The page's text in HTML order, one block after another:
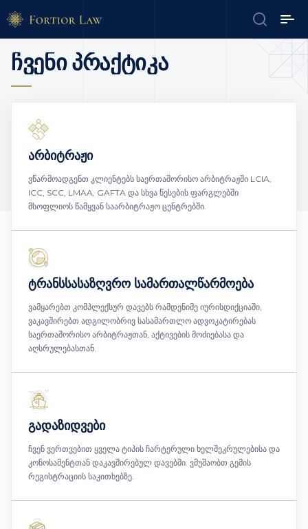
ჩვენი პრაქტიკა
არბიტრაჟი
ვწარმოადგენთ კლიენტებს საერთაშორისო არბიტრაჟში LCIA,
ICC, SCC, LMAA, GAFTA და სხვა წესების ფარგლებში
მსოფლიოს წამყვან საარბიტრაჟო ცენტრებში.
ტრანსსასაზღვრო სამართალწარმოება
ვამყარებთ კომპლექსურ დავებს რამდენიმე იურისდიქციაში,
ვაკავშირებთ ადგილობრივ სასამართლო ადვოკატირებას
საერთაშორისო არბიტრაჟთან, აქტივების მოძიებასა და
აღსრულებასთან.
გადაზიდვები
ჩვენ ვერთვებით ყველა ტიპის ჩარტერული ხელშეკრულებისა და
კონოსამენტთან დაკავშირებულ დავებში. ვმუშაობთ გემის
რეგისტრაციის საკითხებზე.